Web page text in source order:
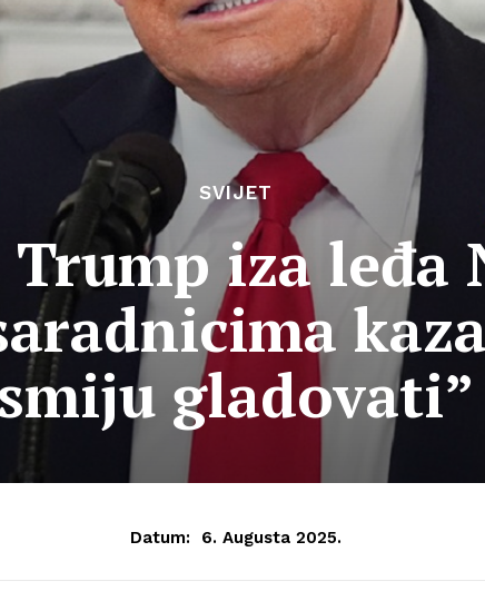
SVIJET
iza leđa
gladovati”
Datum: 6. Augusta 2025.